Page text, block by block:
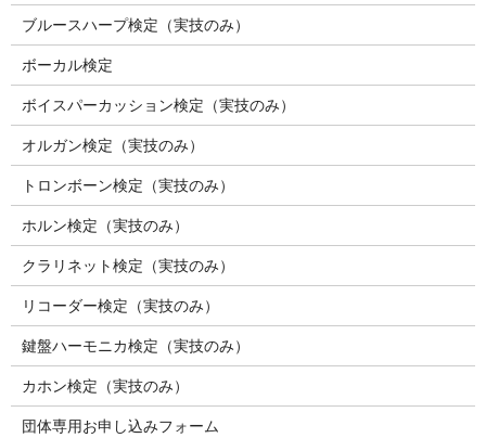
ブルースハープ検定（実技のみ）
ボーカル検定
ボイスパーカッション検定（実技のみ）
オルガン検定（実技のみ）
トロンボーン検定（実技のみ）
ホルン検定（実技のみ）
クラリネット検定（実技のみ）
リコーダー検定（実技のみ）
鍵盤ハーモニカ検定（実技のみ）
カホン検定（実技のみ）
団体専用お申し込みフォーム